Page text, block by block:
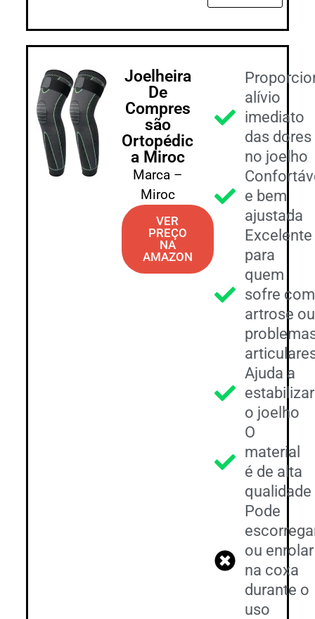
Joelheira
De
Compres
são
Ortopédic
a Miroc
Marca –
Miroc
VER
PREÇO
NA
AMAZON
alívio
imediato
das dores
no joelho
e bem
ajustada
Excelente
para
quem
sofre com
artrose ou
Ajuda a
estabilizar
o joelho
O
material
é de alta
qualidade
Pode
ou enrolar
na coxa
durante o
uso